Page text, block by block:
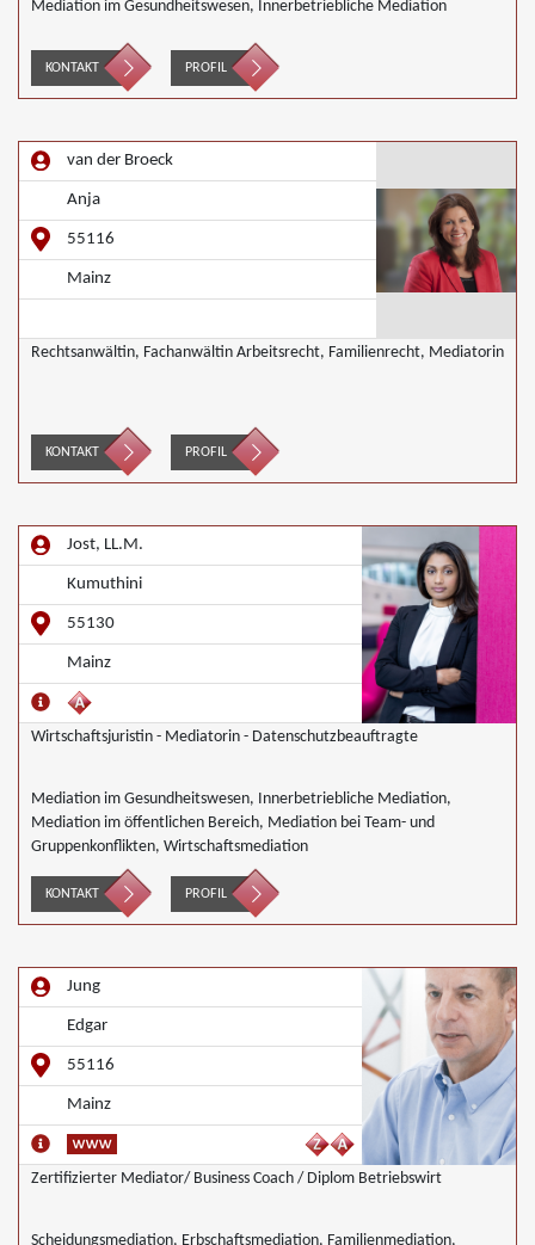
Mediation im Gesundheitswesen, Innerbetriebliche Mediation
KONTAKT PROFIL
van der Broeck
Anja
55116
Mainz
Rechtsanwältin, Fachanwältin Arbeitsrecht, Familienrecht, Mediatorin
KONTAKT PROFIL
Jost, LL.M.
Kumuthini
55130
Mainz
Wirtschaftsjuristin - Mediatorin - Datenschutzbeauftragte
Mediation im Gesundheitswesen, Innerbetriebliche Mediation,
Mediation im öffentlichen Bereich, Mediation bei Team- und
Gruppenkonflikten, Wirtschaftsmediation
KONTAKT PROFIL
Jung
Edgar
55116
Mainz
Zertifizierter Mediator/ Business Coach / Diplom Betriebswirt
Scheidungsmediation, Erbschaftsmediation, Familienmediation,